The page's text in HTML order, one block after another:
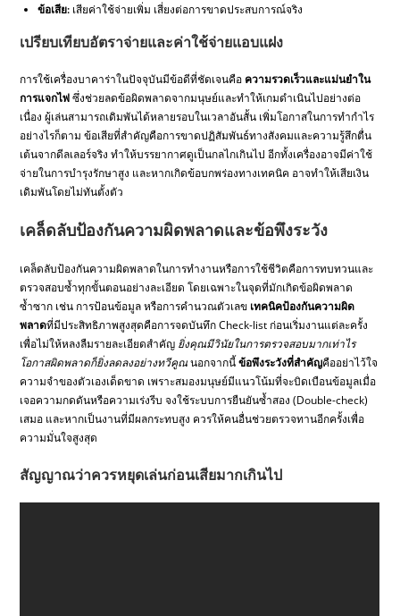
ข้อเสีย: เสียค่าใช้จ่ายเพิ่ม เสี่ยงต่อการขาดประสบการณ์จริง
เปรียบเทียบอัตราจ่ายและค่าใช้จ่ายแอบแฝง
การใช้เครื่องบาคาร่าในปัจจุบันมีข้อดีที่ชัดเจนคือ ความรวดเร็วและแม่นยำใน
การแจกไพ่ซึ่งช่วยลดข้อผิดพลาดจากมนุษย์และทำให้เกมดำเนินไปอย่างต่อ
เนื่อง ผู้เล่นสามารถเดิมพันได้หลายรอบในเวลาอันสั้น เพิ่มโอกาสในการทำกำไร
อย่างไรก็ตาม ข้อเสียที่สำคัญคือการขาดปฏิสัมพันธ์ทางสังคมและความรู้สึกตื่น
เต้นจากดีลเลอร์จริง ทำให้บรรยากาศดูเป็นกลไกเกินไป อีกทั้งเครื่องอาจมีค่าใช้
จ่ายในการบำรุงรักษาสูง และหากเกิดข้อบกพร่องทางเทคนิค อาจทำให้เสียเงิน
เดิมพันโดยไม่ทันตั้งตัว
เคล็ดลับป้องกันความผิดพลาดและข้อพึงระวัง
เคล็ดลับป้องกันความผิดพลาดในการทำงานหรือการใช้ชีวิตคือการทบทวนและ
ตรวจสอบซ้ำทุกขั้นตอนอย่างละเอียด โดยเฉพาะในจุดที่มักเกิดข้อผิดพลาด
ซ้ำซาก เช่น การป้อนข้อมูล หรือการคำนวณตัวเลข เทคนิคป้องกันความผิด
พลาดที่มีประสิทธิภาพสูงสุดคือการจดบันทึก Check-list ก่อนเริ่มงานแต่ละครั้ง
เพื่อไม่ให้หลงลืมรายละเอียดสำคัญ ยิ่งคุณมีวินัยในการตรวจสอบมากเท่าไร
โอกาสผิดพลาดก็ยิ่งลดลงอย่างทวีคูณนอกจากนี้ข้อพึงระวังที่สำคัญคืออย่าไว้ใจ
ความจำของตัวเองเด็ดขาด เพราะสมองมนุษย์มีแนวโน้มที่จะบิดเบือนข้อมูลเมื่อ
เจอความกดดันหรือความเร่งรีบ จงใช้ระบบการยืนยันซ้ำสอง (Double-check)
เสมอ และหากเป็นงานที่มีผลกระทบสูง ควรให้คนอื่นช่วยตรวจทานอีกครั้งเพื่อ
ความมั่นใจสูงสุด
สัญญาณว่าควรหยุดเล่นก่อนเสียมากเกินไป